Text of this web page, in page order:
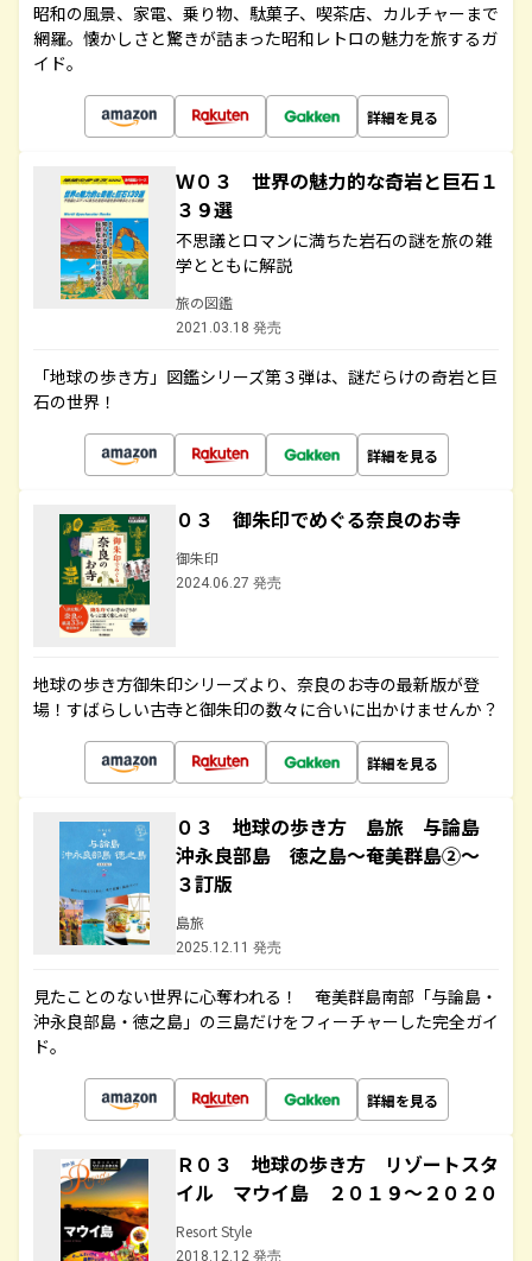
昭和の風景、家電、乗り物、駄菓子、喫茶店、カルチャーまで
網羅。懐かしさと驚きが詰まった昭和レトロの魅力を旅するガ
イド。
詳細を見る
Ｗ０３ 世界の魅力的な奇岩と巨石１
３９選
不思議とロマンに満ちた岩石の謎を旅の雑
学とともに解説
旅の図鑑
2021.03.18 発売
「地球の歩き方」図鑑シリーズ第３弾は、謎だらけの奇岩と巨
石の世界！
詳細を見る
０３ 御朱印でめぐる奈良のお寺
御朱印
2024.06.27 発売
地球の歩き方御朱印シリーズより、奈良のお寺の最新版が登
場！すばらしい古寺と御朱印の数々に合いに出かけませんか？
詳細を見る
０３ 地球の歩き方 島旅 与論島
沖永良部島 徳之島～奄美群島②～
３訂版
島旅
2025.12.11 発売
見たことのない世界に心奪われる！ 奄美群島南部「与論島・
沖永良部島・徳之島」の三島だけをフィーチャーした完全ガイ
ド。
詳細を見る
Ｒ０３ 地球の歩き方 リゾートスタ
イル マウイ島 ２０１９～２０２０
Resort Style
2018.12.12 発売